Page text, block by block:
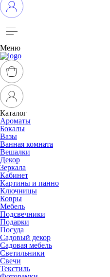
Меню
Каталог
Ароматы
Бокалы
Вазы
Ванная комната
Вешалки
Декор
Зеркала
Кабинет
Картины и панно
Ключницы
Ковры
Мебель
Подсвечники
Подарки
Посуда
Садовый декор
Садовая мебель
Светильники
Свечи
Текстиль